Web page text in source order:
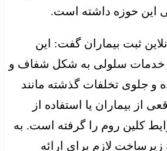
این حوزه داشته است.
ثبت بیماران گفت: این
خدمات سلولی به شکل شفاف و
و جلوی تخلفات گذشته مانند
از بیماران یا استفاده از
کلین روم را گرفته است. به
زیرساخت لازم برای ارائه